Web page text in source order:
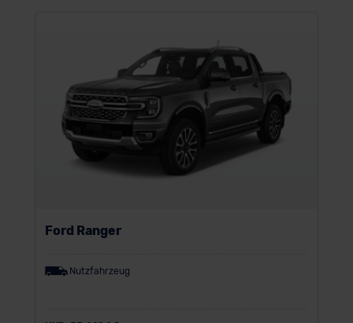
Ford Ranger
Nutzfahrzeug